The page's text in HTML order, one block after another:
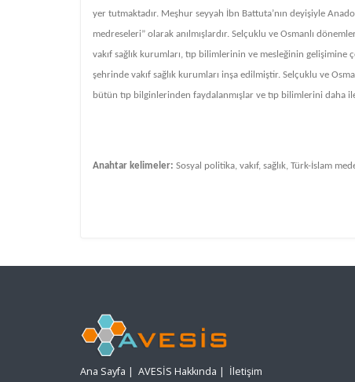
yer tutmaktadır. Meşhur seyyah İbn Battuta’nın deyişiyle
medreseleri” olarak anılmışlardır. Selçuklu ve Osmanlı
vakıf sağlık kurumları, tıp bilimlerinin ve mesleğinin
şehrinde vakıf sağlık kurumları inşa edilmiştir. Selçuklu ve
bütün tıp bilginlerinden faydalanmışlar ve tıp bilimlerini daha
Anahtar kelimeler: Sosyal politika, vakıf, sağlık, Türk-İslam
Ana Sayfa | AVESİS Hakkında | İletişim